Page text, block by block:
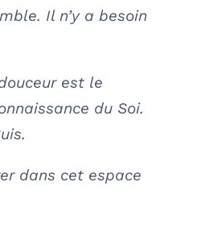
Il n’y a besoin
est le
du Soi.
dans cet espace